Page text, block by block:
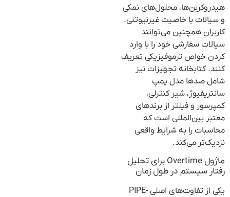
هیدروکربن‌ها، محلول‌های نمکی
و سیالات با خاصیت غیرنیوتنی.
کاربران همچنین می‌توانند
سیالات سفارشی خود را با وارد
کردن خواص ترموفیزیکی تعریف
کنند. کتابخانه تجهیزات نیز
شامل صدها مدل پمپ
سانتریفیوژ، شیر کنترلی،
کمپرسور و فیلتر از برندهای
معتبر بین‌المللی است که
محاسبات را به شرایط واقعی
نزدیک‌تر می‌کند.
ماژول Overtime برای تحلیل
رفتار سیستم در طول زمان
یکی از تفاوت‌های اصلی PIPE-